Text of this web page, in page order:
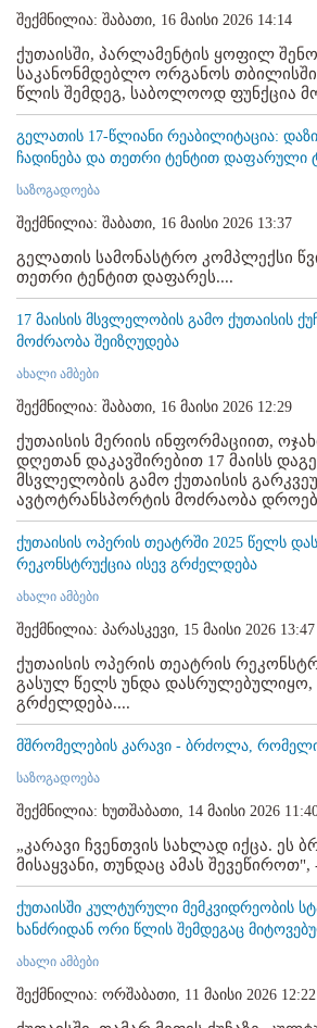
შექმნილია: შაბათი, 16 მაისი 2026 14:14
ქუთაისში, პარლამენტის ყოფილ
საკანონმდებლო ორგანოს თბილისში
წლის შემდეგ, საბოლოოდ ფუნქცია
გელათის 17-წლიანი რეაბილიტაცია:
ჩადინება და თეთრი ტენტით დაფარული
საზოგადოება
შექმნილია: შაბათი, 16 მაისი 2026 13:37
გელათის სამონასტრო კომპლექსი
თეთრი ტენტით დაფარეს....
17 მაისის მსვლელობის გამო ქუთაისის
მოძრაობა შეიზღუდება
ახალი ამბები
შექმნილია: შაბათი, 16 მაისი 2026 12:29
ქუთაისის მერიის ინფორმაციით,
დღეთან დაკავშირებით 17 მაისს
მსვლელობის გამო ქუთაისის
ავტოტრანსპორტის მოძრაობა
ქუთაისის ოპერის თეატრში 2025 წელს
რეკონსტრუქცია ისევ გრძელდება
ახალი ამბები
შექმნილია: პარასკევი, 15 მაისი 2026 13:47
ქუთაისის ოპერის თეატრის
გასულ წელს უნდა დასრულებულიყო,
გრძელდება....
მშრომელების კარავი - ბრძოლა,
საზოგადოება
შექმნილია: ხუთშაბათი, 14 მაისი 2026
„კარავი ჩვენთვის სახლად იქცა.
მისაყვანი, თუნდაც ამას შევეწიროთ",
ქუთაისში კულტურული მემკვიდრეობის
ხანძრიდან ორი წლის შემდეგაც
ახალი ამბები
შექმნილია: ორშაბათი, 11 მაისი 2026 12:22